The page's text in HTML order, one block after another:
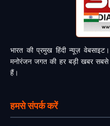
भारत की प्रमुख हिंदी न्यूज़
मनोरंजन जगत की हर बड़ी खबर
हैं।
हमसे संपर्क करें